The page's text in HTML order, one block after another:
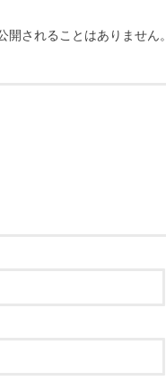
開されることはありません。